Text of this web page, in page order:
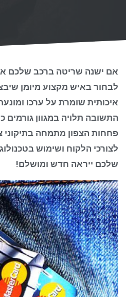
אם ישנה שריטה ברכב שלכם
לבחור באיש מקצוע מיומן
איכותית שומרת על ערכו
התשובה תלויה במגוון
פחחות הצפון מתמחה
לצורכי הלקוח ושימוש
שלכם ייראה חדש ומושלם!